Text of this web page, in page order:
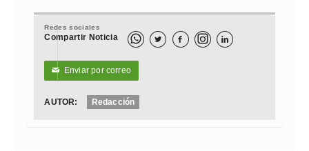
Redes sociales
Compartir Noticia   
✉ Enviar por correo
AUTOR: Redacción